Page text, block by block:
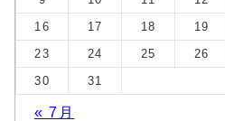
16
17 18 19
23
24 25 26
30
31
« 7月